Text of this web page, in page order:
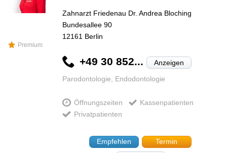
Premium
Zahnarzt Friedenau Dr. Andrea Bloching
Bundesallee 90
12161 Berlin
+49 30 852... Anzeigen
Parodontologie, Endodontologie
Öffnungszeiten
Kassenpatienten
Privatpatienten
Empfehlen
Termin